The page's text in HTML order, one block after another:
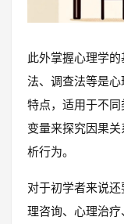
此外掌握心理学
法、调查法等是
特点，适用于不
变量来探究因果
析行为。
对于初学者来说
理咨询、心理治